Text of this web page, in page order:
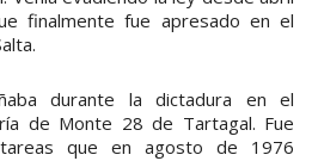
finalmente fue apresado en el
durante la dictadura en el
de Monte 28 de Tartagal. Fue
que en agosto de 1976